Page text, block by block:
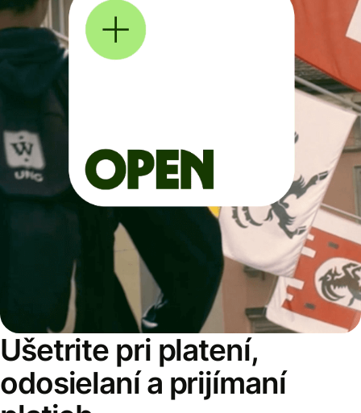
Ušetrite pri platení,
odosielaní a prijímaní